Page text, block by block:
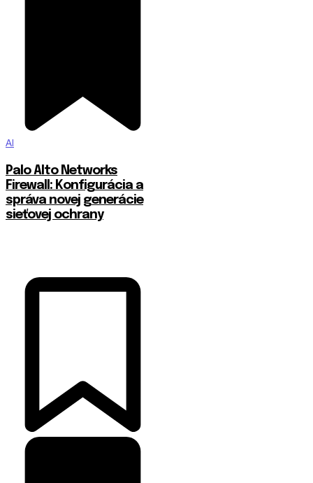
AI
Palo Alto Networks
Firewall: Konfigurácia a
správa novej generácie
sieťovej ochrany